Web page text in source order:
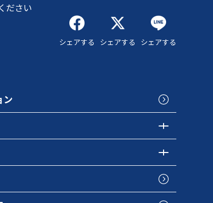
ださい
シェアする シェアする シェアする
ン